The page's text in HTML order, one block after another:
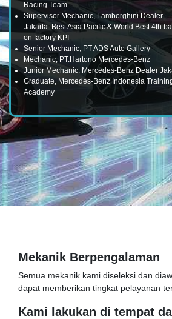
Racing Team
Supervisor Mechanic, Lamborghini Dealer
Jakarta. Best Asia Pacific & World Best 4th
on factory KPI
Senior Mechanic, PT ADS Auto Gallery
Mechanic, PT.Hartono Mercedes-Benz
Junior Mechanic, Mercedes-Benz Dealer
Graduate, Mercedes-Benz Indonesia
Academy
Mekanik Berpengalaman
Semua mekanik kami diseleksi dan
dapat memberikan tingkat pelayanan
Kami lakukan di tempat